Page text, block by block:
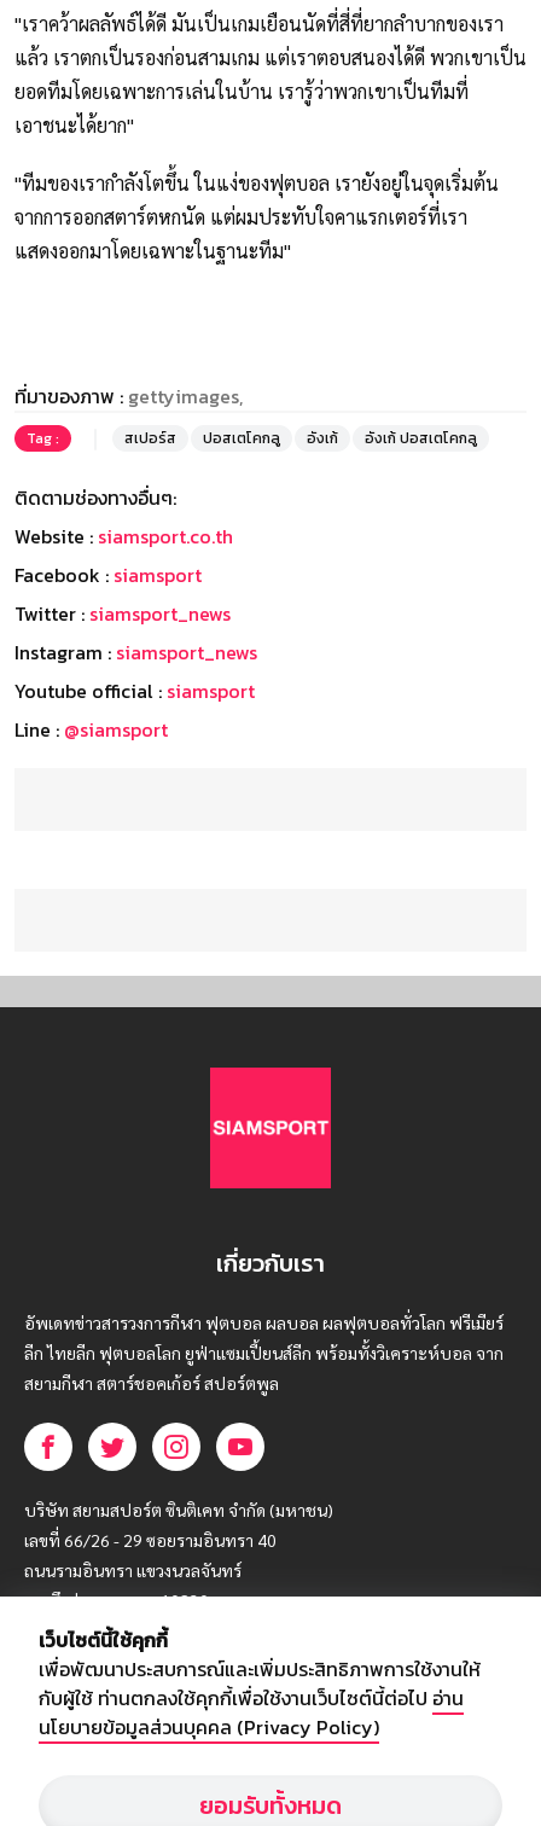
"เราคว้าผลลัพธ์ได้ดี มันเป็นเกมเยือนนัดที่สี่ที่ยากลำบากของเรา
แล้ว เราตกเป็นรองก่อนสามเกม แต่เราตอบสนองได้ดี พวกเขาเป็น
ยอดทีมโดยเฉพาะการเล่นในบ้าน เรารู้ว่าพวกเขาเป็นทีมที่
เอาชนะได้ยาก"
"ทีมของเรากำลังโตขึ้น ในแง่ของฟุตบอล เรายังอยู่ในจุดเริ่มต้น
จากการออกสตาร์ตหกนัด แต่ผมประทับใจคาแรกเตอร์ที่เรา
แสดงออกมาโดยเฉพาะในฐานะทีม"
ที่มาของภาพ : gettyimages,
Tag : สเปอร์ส ปอสเตโคกลู อังเก้ อังเก้ ปอสเตโคกลู
ติดตามช่องทางอื่นๆ:
Website : siamsport.co.th
Facebook : siamsport
Twitter : siamsport_news
Instagram : siamsport_news
Youtube official : siamsport
Line : @siamsport
เกี่ยวกับเรา
อัพเดทข่าวสารวงการกีฬา ฟุตบอล ผลบอล ผลฟุตบอลทั่วโลก ฟรีเมียร์
ลีก ไทยลีก ฟุตบอลโลก ยูฟ่าแซมเปี้ยนส์ลีก พร้อมทั้งวิเคราะห์บอล จาก
สยามกีฬา สตาร์ชอคเก้อร์ สปอร์ตพูล
บริษัท สยามสปอร์ต ซินติเคท จำกัด (มหาชน)
เลขที่ 66/26 - 29 ซอยรามอินทรา 40
ถนนรามอินทรา แขวงนวลจันทร์
เขตบึงกุ่ม กรุงเทพฯ 10230
โทร : 02-5088-000
อีเมล์ : webmaster@siamsport.co.th
เว็บไซต์ : www.siamsport.co.th
เว็บไซต์นี้ใช้คุกกี้
เพื่อพัฒนาประสบการณ์และเพิ่มประสิทธิภาพการใช้งานให้
กับผู้ใช้ ท่านตกลงใช้คุกกี้เพื่อใช้งานเว็บไซต์นี้ต่อไป อ่าน
นโยบายข้อมูลส่วนบุคคล (Privacy Policy)
ยอมรับทั้งหมด